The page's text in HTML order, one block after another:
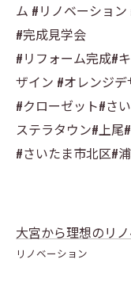
ム #リノベーショ
#完成見学会
#リフォーム完成#
ザイン #オレンジ
#クローゼット#さ
ステラタウン#上尾
#さいたま市北区#
大宮から理想のリ
リノベーション